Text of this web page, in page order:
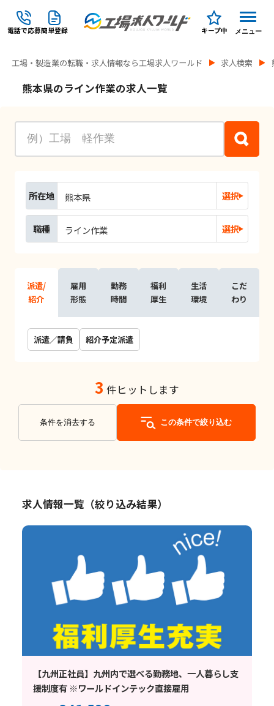
電話で応募簡単登録 キープ中 メニュー
工場・製造業の転職・求人情報なら工場求人ワールド 求人検索
熊本県のライン作業の求人一覧
所在地 熊本県 選択
職種 ライン作業 選択
派遣/
紹介
雇用
形態
勤務
時間
福利
厚生
生活
環境
こだ
わり
派遣／請負 紹介予定派遣
3 件ヒットします
条件を消去する この条件で絞り込む
求人情報一覧（絞り込み結果）
【九州正社員】九州内で選べる勤務地、一人暮らし支
援制度有 ※ワールドインテック直接雇用